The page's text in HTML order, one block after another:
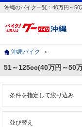
沖縄のバイク一覧：40万円～
沖縄バイク ＞
51～125cc(40万円～50
条件を指定して絞り込み
並び替え